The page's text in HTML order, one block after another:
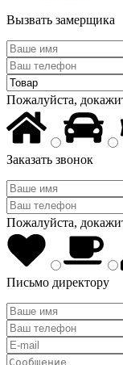
Вызвать замерщика
Пожалуйста,
Заказать звонок
Пожалуйста,
Письмо директору